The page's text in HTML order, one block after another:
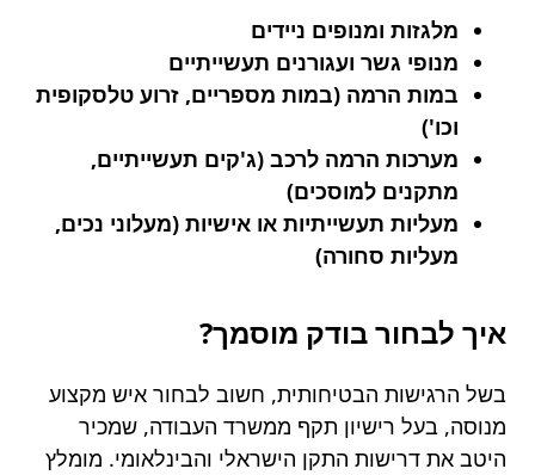
מלגזות ומנופים ניידים
מנופי גשר ועגורנים תעשייתיים
במות הרמה (במות מספריים, זרוע טלסקופית
וכו')
מערכות הרמה לרכב (ג'קים תעשייתיים,
מתקנים למוסכים)
מעליות תעשייתיות או אישיות (מעלוני נכים,
מעליות סחורה)
איך לבחור בודק מוסמך?
בשל הרגישות הבטיחותית, חשוב לבחור איש מקצוע
מנוסה, בעל רישיון תקף ממשרד העבודה, שמכיר
היטב את דרישות התקן הישראלי והבינלאומי. מומלץ